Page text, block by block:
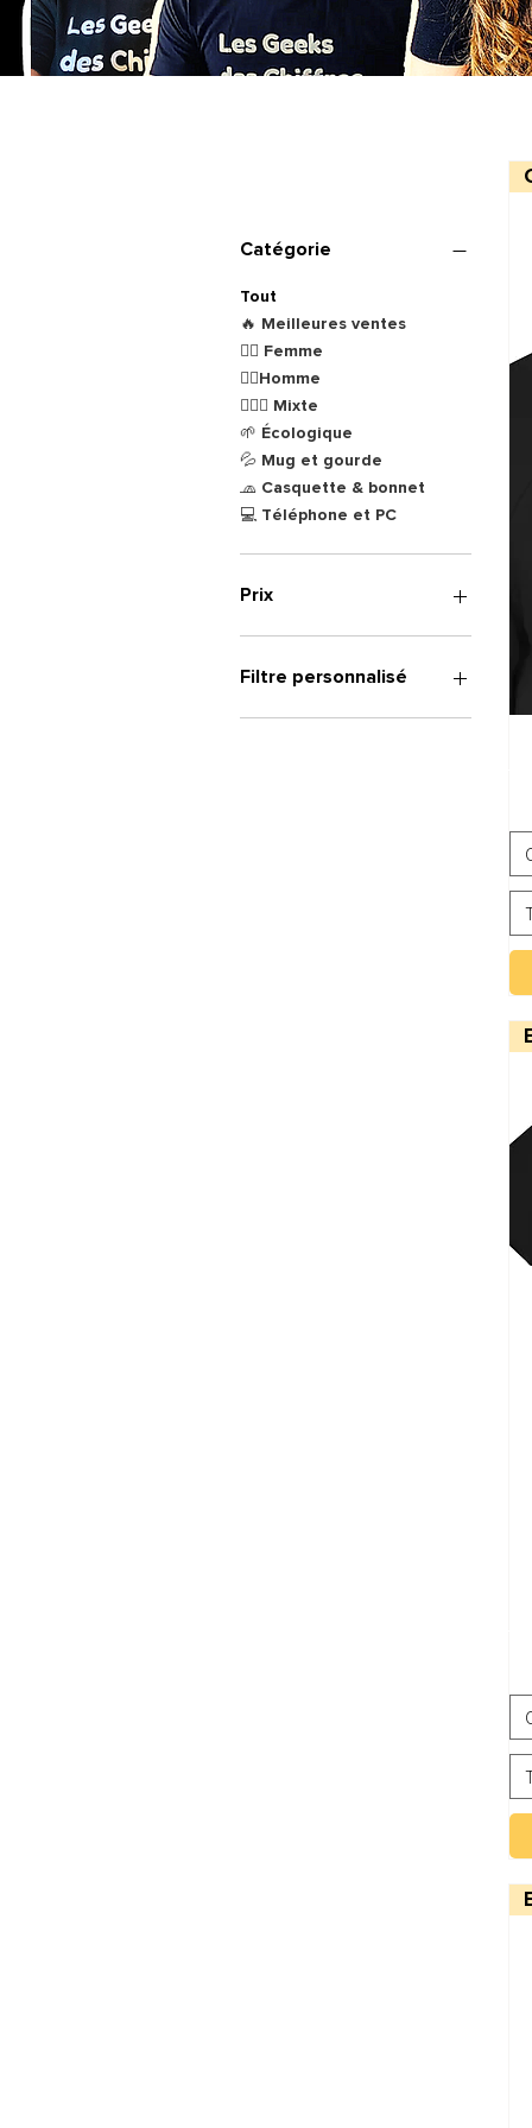
Catégorie
Tout
🔥 Meilleures ventes
🙋‍♀️ Femme
🙋‍♂️Homme
👩‍❤️‍👨 Mixte
🌱 Écologique
💦 Mug et gourde
🧢 Casquette & bonnet
💻 Téléphone et PC
Prix
Filtre personnalisé
🙋‍♀️ Femme